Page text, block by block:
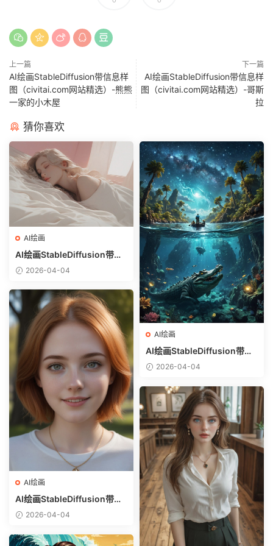
上一篇
AI绘画StableDiffusion带信息样
图（civitai.com网站精选）-熊熊
一家的小木屋
下一篇
AI绘画StableDiffusion带信息样
图（civitai.com网站精选）-哥斯
拉
猜你喜欢
AI绘画
AI绘画StableDiffusion带信
息样图（civitai.com网站精
2026-04-04
AI绘画
AI绘画StableDiffusion带信
息样图（civitai.com网站精
2026-04-04
AI绘画
AI绘画StableDiffusion带信
息样图（civitai.com网站精
2026-04-04